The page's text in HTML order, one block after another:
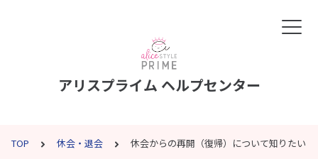
アリスプライム ヘルプセンター
TOP 休会・退会 休会からの再開（復帰）について知りたい